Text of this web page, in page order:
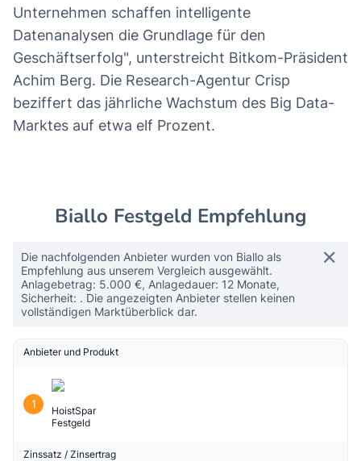
Unternehmen schaffen intelligente
Datenanalysen die Grundlage für den
Geschäftserfolg", unterstreicht Bitkom-Präsident
Achim Berg. Die Research-Agentur Crisp
beziffert das jährliche Wachstum des Big Data-
Marktes auf etwa elf Prozent.
Biallo Festgeld Empfehlung
Die nachfolgenden Anbieter wurden von Biallo als
Empfehlung aus unserem Vergleich ausgewählt.
Anlagebetrag: 5.000 €, Anlagedauer: 12 Monate,
Sicherheit: . Die angezeigten Anbieter stellen keinen
vollständigen Marktüberblick dar.
Anbieter und Produkt
1
HoistSpar
Festgeld
Zinssatz / Zinsertrag